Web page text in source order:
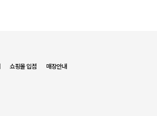
쇼핑몰 입점 매장안내